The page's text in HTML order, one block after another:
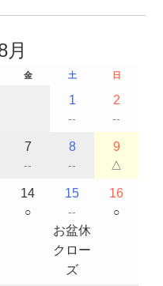
月
金 土 日
1
--
2
--
7
--
8
--
9
△
14
○
15
--
お盆休
クロー
ズ
16
○